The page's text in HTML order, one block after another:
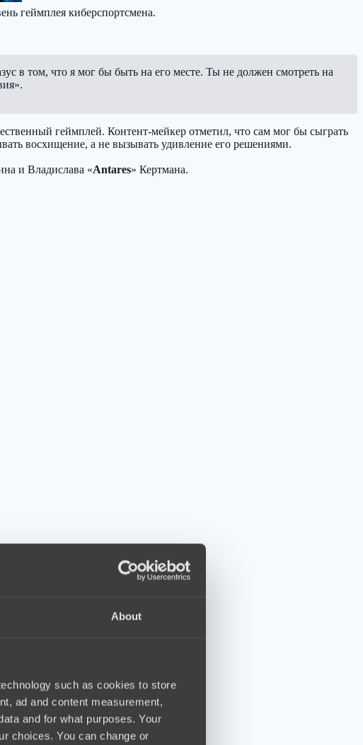
About
such as cookies to store
ad and content measurement,
and for what purposes. Your
choices. You can change or
геймплея киберспортсмена.
в том, что я мог бы быть на его месте. Ты не должен смотреть на
геймплей. Контент-мейкер отметил, что сам мог бы сыграть
восхищение, а не вызывать удивление его решениями.
и Владислава «Antares» Кертмана.